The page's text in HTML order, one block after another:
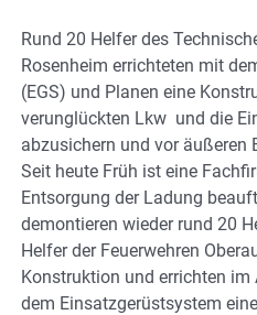
Rund 20 Helfer des
Rosenheim errichteten mit
(EGS) und Planen eine
verunglückten Lkw und die
abzusichern und vor äußeren
Seit heute Früh ist eine
Entsorgung der Ladung
demontieren wieder rund 20
Helfer der Feuerwehren
Konstruktion und errichten
dem Einsatzgerüstsystem